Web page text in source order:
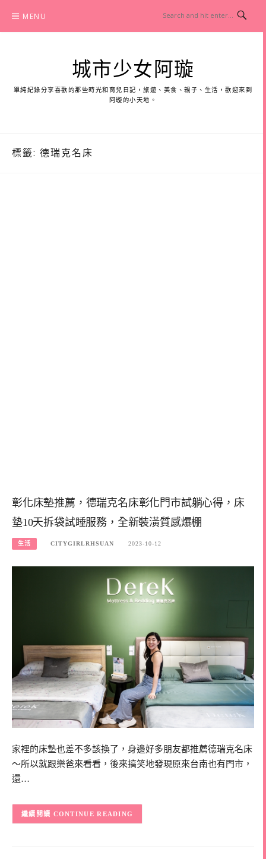
content
MENU
城市少女阿璇
單純紀錄分享喜歡的那些時光和育兒日記，旅遊、美食、親子、生活，歡迎來到
阿璇的小天地。
標籤: 德瑞克名床
彰化床墊推薦，德瑞克名床彰化門市試躺心得，床
墊10天拆袋試睡服務，全新裝潢質感爆棚
生活 CITYGIRLRHSUAN 2023-10-12
家裡的床墊也差不多該換了，身邊好多朋友都推薦德瑞克名床
～所以就跟樂爸來看看，後來搞笑地發現原來台南也有門市，
還…
CONTINUE READING